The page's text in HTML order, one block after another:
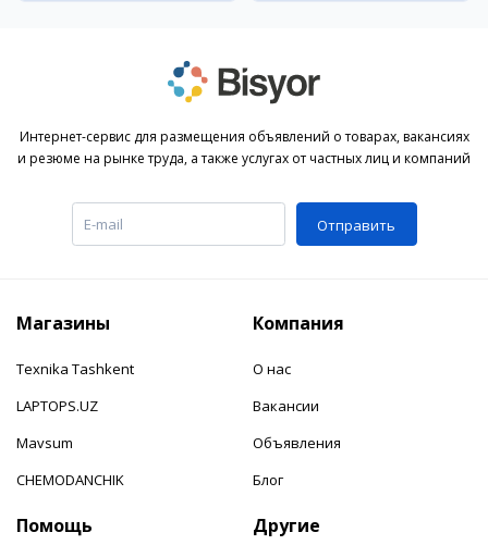
Интернет-сервис для размещения объявлений о товарах, вакансиях
и резюме на рынке труда, а также услугах от частных лиц и компаний
Отправить
Магазины
Texnika Tashkent
LAPTOPS.UZ
Mavsum
CHEMODANCHIK
Компания
О нас
Вакансии
Объявления
Блог
Помощь Другие